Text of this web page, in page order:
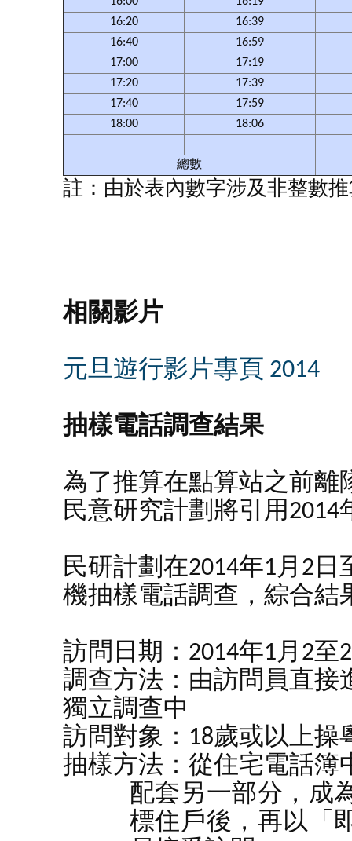
16:20
16:39
16:40
16:59
17:00
17:19
17:20
17:39
17:40
17:59
18:00
18:06
總數
註：由於表內數字涉及非整數
相關影片
元旦遊行影片專頁 2014
抽樣電話調查結果
為了推算在點算站之前離
民意研究計劃將引用
民研計劃在2014年1月2
機抽樣電話調查，綜合結
訪問日期： 2014年1月2至
調查方法： 由訪問員直接
獨立調查中
訪問對象： 18歲或以上操
抽樣方法：從住宅電話簿
配套另一部分，成
標住戶後，再以「